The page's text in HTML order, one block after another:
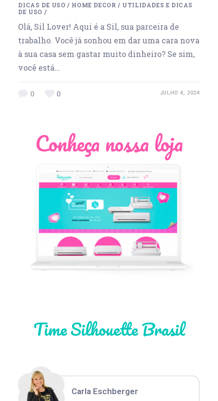
DICAS DE USO / HOME DECOR / UTILIDADES E DICAS
DE USO /
Olá, Sil Lover! Aqui é a Sil, sua parceira de
trabalho. Você já sonhou em dar uma cara nova
à sua casa sem gastar muito dinheiro? Se sim,
você está…
0 0 JULHO 4, 2024
Conheça nossa loja
Time Silhouette Brasil
Léia Pastori
Thiara Ney
Carla Eschberger